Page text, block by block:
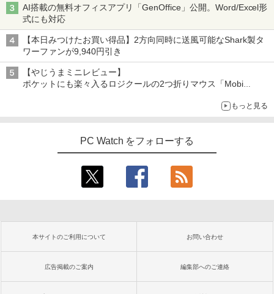
AI搭載の無料オフィスアプリ「GenOffice」公開。Word/Excel形
式にも対応
【本日みつけたお買い得品】2方向同時に送風可能なShark製タ
ワーファンが9,940円引き
【やじうまミニレビュー】
ポケットにも楽々入るロジクールの2つ折りマウス「Mobi
もっと見る
PC Watch をフォローする
本サイトのご利用について お問い合わせ
広告掲載のご案内 編集部へのご連絡